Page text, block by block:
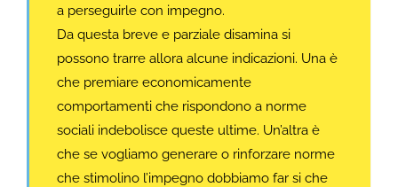
a perseguirle con impegno.
Da questa breve e parziale disamina si
possono trarre allora alcune indicazioni. Una è
che premiare economicamente
comportamenti che rispondono a norme
sociali indebolisce queste ultime. Un’altra è
che se vogliamo generare o rinforzare norme
che stimolino l’impegno dobbiamo far si che